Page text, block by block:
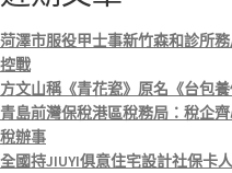
菏澤市服役甲士事新竹森和診所
控戰
方文山稱《青花瓷》原名《台包
青島前灣保稅港區稅務局：稅企
稅辦事
全國持JIUYI俱意住宅設計社保卡